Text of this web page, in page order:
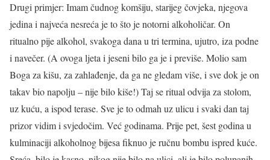
Drugi primjer: Imam čudnog komšiju, starijeg čovjeka, njegova
jedina i najveća nesreća je to što je notorni alkoholičar. On
ritualno pije alkohol, svakoga dana u tri termina, ujutro, iza podne
i navečer. (A ovoga ljeta i jeseni bilo ga je i previše. Molio sam
Boga za kišu, za zahlađenje, da ga ne gledam više, i sve dok je on
takav bio napolju – nije bilo kiše!) Taj se ritual odvija za stolom,
uz kuću, a ispod terase. Sve je to odmah uz ulicu i svaki dan taj
prizor vidim i svjedočim. Već godinama. Prije pet, šest godina u
kulminaciji alkoholnog bijesa fiknuo je ručnu bombu ispred kuće.